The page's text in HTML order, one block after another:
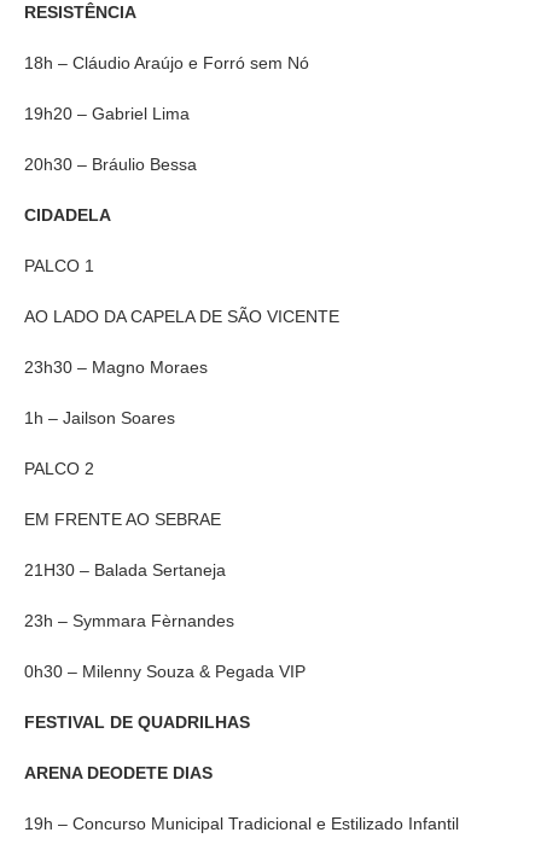
RESISTÊNCIA
18h – Cláudio Araújo e Forró sem Nó
19h20 – Gabriel Lima
20h30 – Bráulio Bessa
CIDADELA
PALCO 1
AO LADO DA CAPELA DE SÃO VICENTE
23h30 – Magno Moraes
1h – Jailson Soares
PALCO 2
EM FRENTE AO SEBRAE
21H30 – Balada Sertaneja
23h – Symmara Fèrnandes
0h30 – Milenny Souza & Pegada VIP
FESTIVAL DE QUADRILHAS
ARENA DEODETE DIAS
19h – Concurso Municipal Tradicional e Estilizado Infantil